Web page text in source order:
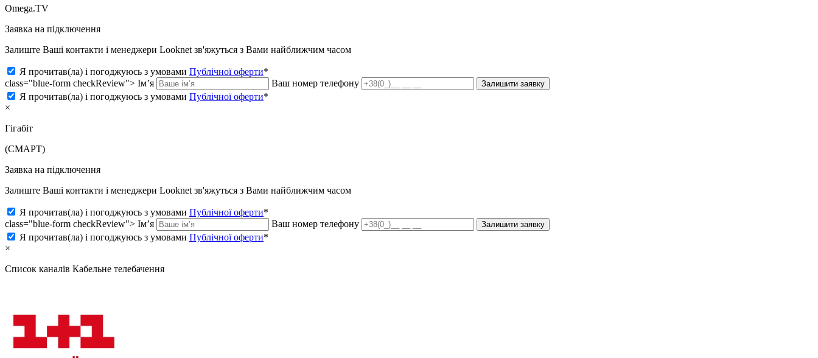
Omega.TV
Заявка на підключення
Залиште Ваші контакти і менеджери Looknet зв'яжуться з Вами найближчим часом
Я прочитав(ла) і погоджуюсь з умовами Публічної оферти*
class="blue-form checkReview"> Ім’я Ваш номер телефону Залишити заявку
Я прочитав(ла) і погоджуюсь з умовами Публічної оферти*
×
Гігабіт
(СМАРТ)
Заявка на підключення
Залиште Ваші контакти і менеджери Looknet зв'яжуться з Вами найближчим часом
Я прочитав(ла) і погоджуюсь з умовами Публічної оферти*
class="blue-form checkReview"> Ім’я Ваш номер телефону Залишити заявку
Я прочитав(ла) і погоджуюсь з умовами Публічної оферти*
×
Список каналів Кабельне телебачення